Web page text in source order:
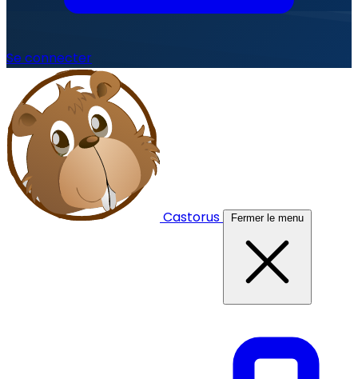
Se connecter
Castorus Fermer le menu